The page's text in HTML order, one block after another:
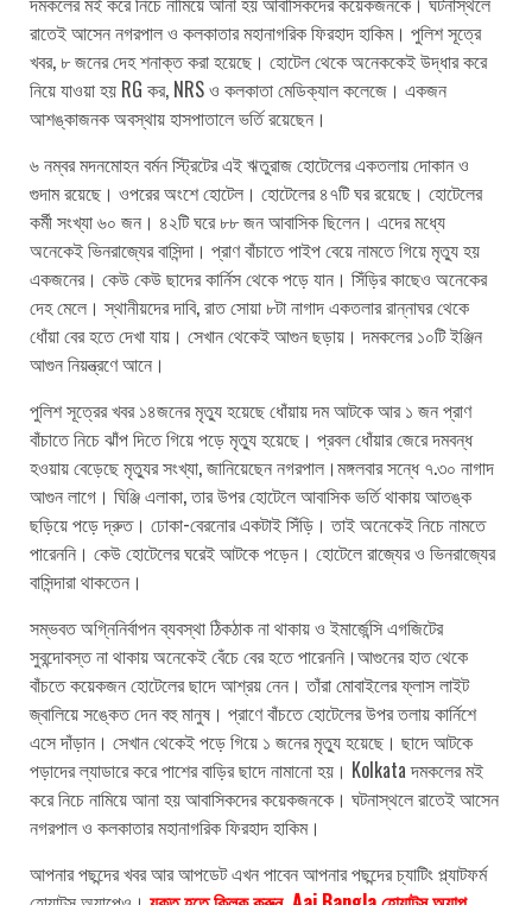
রাতেই আসেন নগরপাল ও কলকাতার মহানাগরিক ফিরহাদ হাকিম। পুলিশ সূত্রে
খবর, ৮ জনের দেহ শনাক্ত করা হয়েছে। হোটেল থেকে অনেককেই উদ্ধার করে
নিয়ে যাওয়া হয় RG কর, NRS ও কলকাতা মেডিক্যাল কলেজে। একজন
আশঙ্কাজনক অবস্থায় হাসপাতালে ভর্তি রয়েছেন।
৬ নম্বর মদনমোহন বর্মন স্ট্রিটের এই ঋতুরাজ হোটেলের একতলায় দোকান ও
গুদাম রয়েছে। ওপরের অংশে হোটেল। হোটেলের ৪৭টি ঘর রয়েছে। হোটেলের
কর্মী সংখ্যা ৬০ জন। ৪২টি ঘরে ৮৮ জন আবাসিক ছিলেন। এদের মধ্যে
অনেকেই ভিনরাজ্যের বাসিন্দা। প্রাণ বাঁচাতে পাইপ বেয়ে নামতে গিয়ে মৃত্যু হয়
একজনের। কেউ কেউ ছাদের কার্নিস থেকে পড়ে যান। সিঁড়ির কাছেও অনেকের
দেহ মেলে। স্থানীয়দের দাবি, রাত সোয়া ৮টা নাগাদ একতলার রান্নাঘর থেকে
ধোঁয়া বের হতে দেখা যায়। সেখান থেকেই আগুন ছড়ায়। দমকলের ১০টি ইঞ্জিন
আগুন নিয়ন্ত্রণে আনে।
পুলিশ সূত্রের খবর ১৪জনের মৃত্যু হয়েছে ধোঁয়ায় দম আটকে আর ১ জন প্রাণ
বাঁচাতে নিচে ঝাঁপ দিতে গিয়ে পড়ে মৃত্যু হয়েছে। প্রবল ধোঁয়ার জেরে দমবন্ধ
হওয়ায় বেড়েছে মৃত্যুর সংখ্যা, জানিয়েছেন নগরপাল।মঙ্গলবার সন্ধে ৭.৩০ নাগাদ
আগুন লাগে। ঘিঞ্জি এলাকা, তার উপর হোটেলে আবাসিক ভর্তি থাকায় আতঙ্ক
ছড়িয়ে পড়ে দ্রুত। ঢোকা-বেরনোর একটাই সিঁড়ি। তাই অনেকেই নিচে নামতে
পারেননি। কেউ হোটেলের ঘরেই আটকে পড়েন। হোটেলে রাজ্যের ও ভিনরাজ্যের
বাসিন্দারা থাকতেন।
সম্ভবত অগ্নিনির্বাপন ব্যবস্থা ঠিকঠাক না থাকায় ও ইমার্জেন্সি এগজিটের
সুবন্দোবস্ত না থাকায় অনেকেই বেঁচে বের হতে পারেননি।আগুনের হাত থেকে
বাঁচতে কয়েকজন হোটেলের ছাদে আশ্রয় নেন। তাঁরা মোবাইলের ফ্লাস লাইট
জ্বালিয়ে সঙ্কেত দেন বহু মানুষ। প্রাণে বাঁচতে হোটেলের উপর তলায় কার্নিশে
এসে দাঁড়ান। সেখান থেকেই পড়ে গিয়ে ১ জনের মৃত্যু হয়েছে। ছাদে আটকে
পড়াদের ল্যাডারে করে পাশের বাড়ির ছাদে নামানো হয়। Kolkata দমকলের মই
করে নিচে নামিয়ে আনা হয় আবাসিকদের কয়েকজনকে। ঘটনাস্থলে রাতেই আসেন
নগরপাল ও কলকাতার মহানাগরিক ফিরহাদ হাকিম।
আপনার পছন্দের খবর আর আপডেট এখন পাবেন আপনার পছন্দের চ্যাটিং প্ল্যাটফর্ম